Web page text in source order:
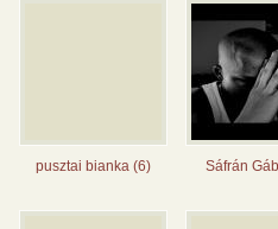
pusztai bianka (6) Sáfrán